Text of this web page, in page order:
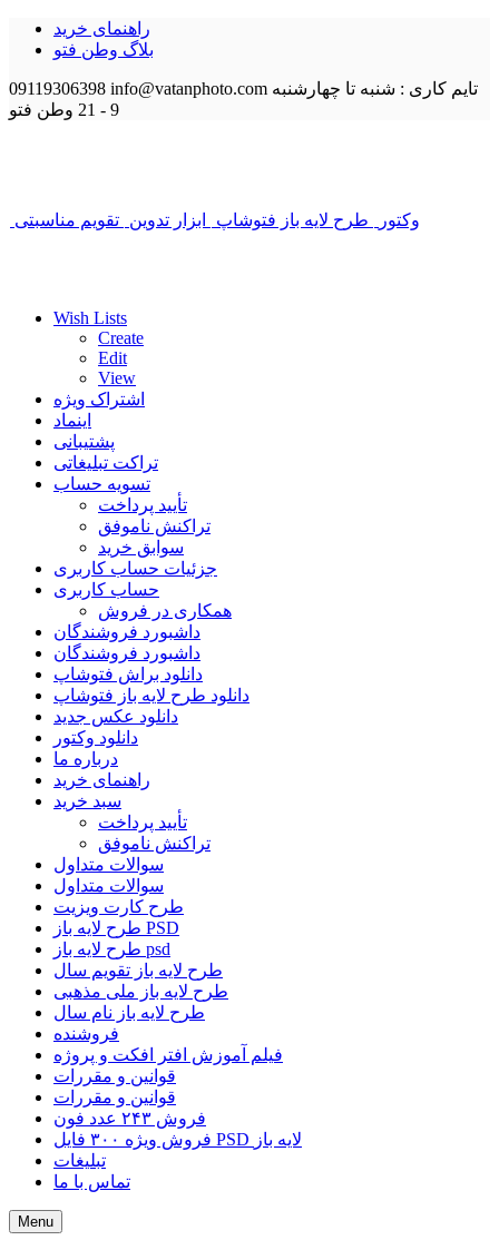
راهنمای خرید
بلاگ وطن فتو
09119306398 info@vatanphoto.com تایم کاری : شنبه تا چهارشنبه
9 - 21
وطن فتو
وکتور طرح لایه باز فتوشاپ ابزار تدوین تقویم مناسبتی
Wish Lists
Create
Edit
View
اشتراک ویژه
اینماد
پشتیبانی
تراکت تبلیغاتی
تسویه حساب
تأیید پرداخت
تراکنش ناموفق
سوابق خرید
جزئیات حساب کاربری
حساب کاربری
همکاری در فروش
داشبورد فروشندگان
داشبورد فروشندگان
دانلود براش فتوشاپ
دانلود طرح لایه باز فتوشاپ
دانلود عکس جدید
دانلود وکتور
درباره ما
راهنمای خرید
سبد خرید
تأیید پرداخت
تراکنش ناموفق
سوالات متداول
سوالات متداول
طرح کارت ویزیت
طرح لایه باز PSD
طرح لایه باز psd
طرح لایه باز تقویم سال
طرح لایه باز ملی مذهبی
طرح لایه باز نام سال
فروشنده
فیلم آموزش افتر افکت و پروژه
قوانین و مقررات
قوانین و مقررات
فروش ۲۴۳ عدد فون
فروش ویژه ۳۰۰ فایل PSD لایه باز
تبلیغات
تماس با ما
Menu